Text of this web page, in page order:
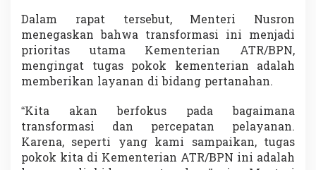
r
m
a
i
L
a
y
a
a
n
P
Dalam rapat tersebut, Menteri Nusron
menegaskan bahwa transformasi ini menjadi
prioritas utama Kementerian ATR/BPN,
mengingat tugas pokok kementerian adalah
memberikan layanan di bidang pertanahan.
“Kita akan berfokus pada bagaimana
transformasi dan percepatan pelayanan.
Karena, seperti yang kami sampaikan, tugas
pokok kita di Kementerian ATR/BPN ini adalah